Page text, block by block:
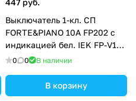
Выключатель 1-кл. СП
FORTE&PIANO 10А FP202 с
индикацией бел. IEK FP-V10-
1-10-1-K01
0 0 В наличии
В корзину